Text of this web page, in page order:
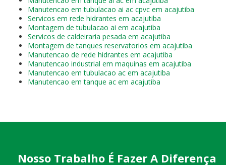
Manutencao em tubulacao ai ac cpvc em acajutiba
Servicos em rede hidrantes em acajutiba
Montagem de tubulacao ai em acajutiba
Servicos de caldeiraria pesada em acajutiba
Montagem de tanques reservatorios em acajutiba
Manutencao de rede hidrantes em acajutiba
Manutencao industrial em maquinas em acajutiba
Manutencao em tubulacao ac em acajutiba
Manutencao em tanque ac em acajutiba
Nosso Trabalho É Fazer A Diferença